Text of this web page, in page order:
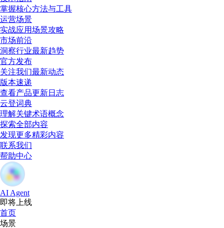
掌握核心方法与工具
运营场景
实战应用场景攻略
市场前沿
洞察行业最新趋势
官方发布
关注我们最新动态
版本速递
查看产品更新日志
云登词典
理解关键术语概念
探索全部内容
发现更多精彩内容
联系我们
帮助中心
AI Agent
即将上线
首页
场景